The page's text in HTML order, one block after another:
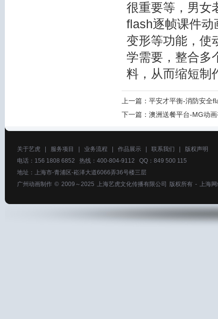
很重要等，男女
flash逐帧课件动
变形等功能，使
学需要，整合多
料，从而缩短制
上一篇： 平安才平衡-消防安全
下一篇： 澳洲送餐平台-MG动
关于艺虎 服务项目 业务流程 作品展示 联系我们
版权声明
电话：156 1808 6852 热线：400-804-9112 QQ：849 500 115
地址：上海市-青浦区-崧泽大道6066弄36号楼三层
广州动画制作 © 2009～2025 上海艺虎文化传播有限公司 版权所有 - 上海